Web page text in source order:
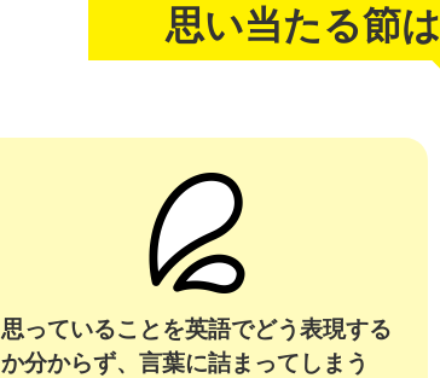
思い当たる節は
思っていることを英語でどう表現する
か分からず、言葉に詰まってしまう